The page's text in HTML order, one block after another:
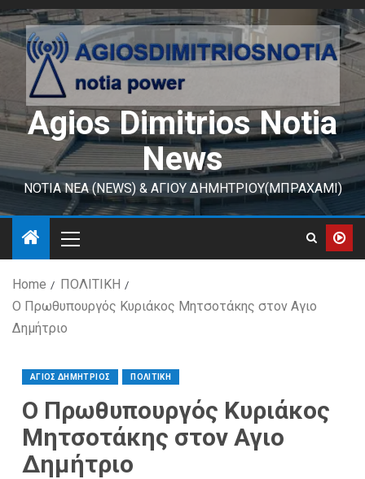
Agios Dimitrios Notia
News
ΝΟΤΙΑ ΝΕΑ (NEWS) & ΑΓΙΟΥ ΔΗΜΗΤΡΙΟΥ(ΜΠΡΑΧΑΜΙ)
Home
ΠΟΛΙΤΙΚΗ
Ο Πρωθυπουργός Κυριάκος Μητσοτάκης στον Αγιο
Δημήτριο
ΑΓΙΟΣ ΔΗΜΗΤΡΙΟΣ ΠΟΛΙΤΙΚΗ
Ο Πρωθυπουργός Κυριάκος
Μητσοτάκης στον Αγιο
Δημήτριο